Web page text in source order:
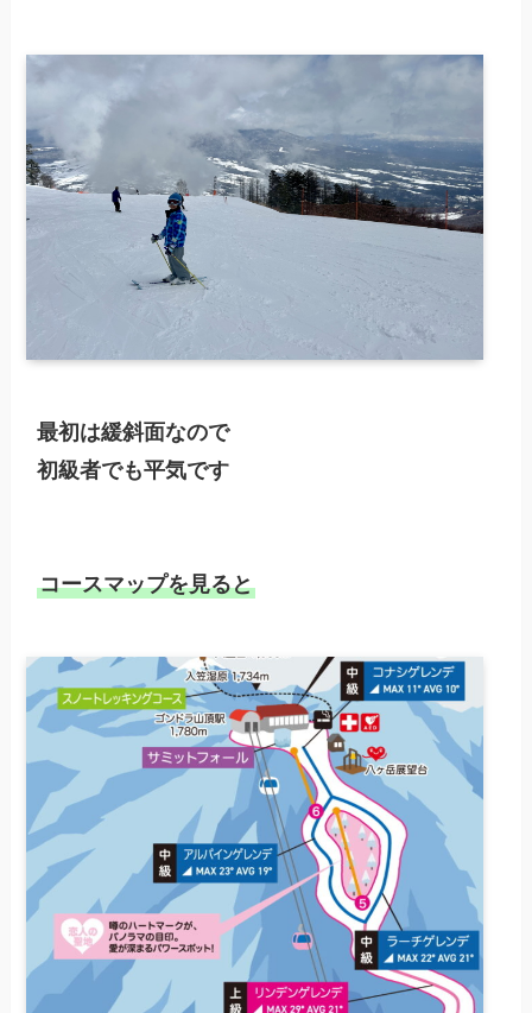
最初は緩斜面なので
初級者でも平気です
コースマップを見ると